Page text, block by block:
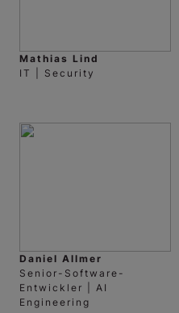
Mathias Lind
IT | Security
Daniel Allmer
Senior-Software-
Entwickler | AI
Engineering